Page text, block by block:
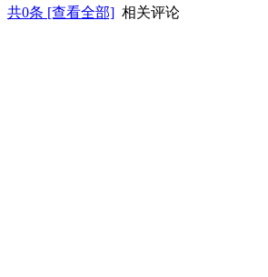
共0条 [查看全部] 相关评论